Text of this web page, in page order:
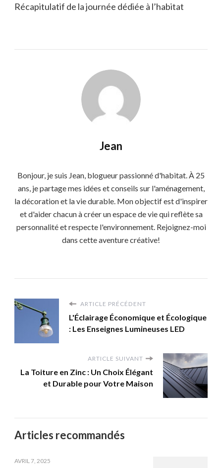
Récapitulatif de la journée dédiée à l’habitat
Jean
Bonjour, je suis Jean, blogueur passionné d'habitat. À 25
ans, je partage mes idées et conseils sur l'aménagement,
la décoration et la vie durable. Mon objectif est d'inspirer
et d'aider chacun à créer un espace de vie qui reflète sa
personnalité et respecte l'environnement. Rejoignez-moi
dans cette aventure créative!
ARTICLE PRÉCÉDENT
L'Éclairage Économique et Écologique
: Les Enseignes Lumineuses LED
ARTICLE SUIVANT
La Toiture en Zinc : Un Choix Élégant
et Durable pour Votre Maison
Articles recommandés
AVRIL 7, 2025